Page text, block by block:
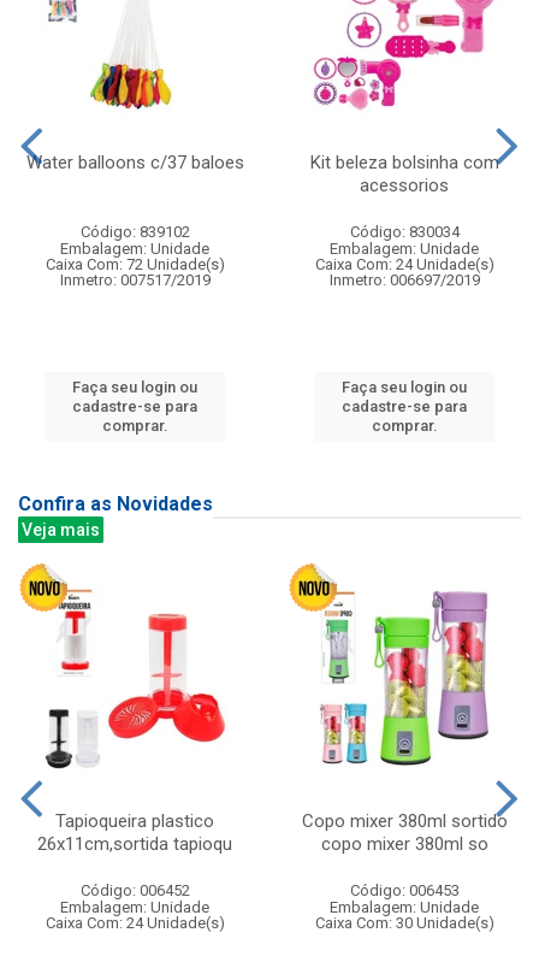
Water balloons c/37 baloes
Código: 839102
Embalagem: Unidade
Caixa Com: 72 Unidade(s)
Inmetro: 007517/2019
Faça seu login ou
cadastre-se para
comprar.
Kit beleza bolsinha com
acessorios
Código: 830034
Embalagem: Unidade
Caixa Com: 24 Unidade(s)
Inmetro: 006697/2019
Faça seu login ou
cadastre-se para
comprar.
Confira as Novidades
Veja mais
Tapioqueira plastico
26x11cm,sortida tapioqu
Código: 006452
Embalagem: Unidade
Caixa Com: 24 Unidade(s)
Copo mixer 380ml sortido
copo mixer 380ml so
Código: 006453
Embalagem: Unidade
Caixa Com: 30 Unidade(s)